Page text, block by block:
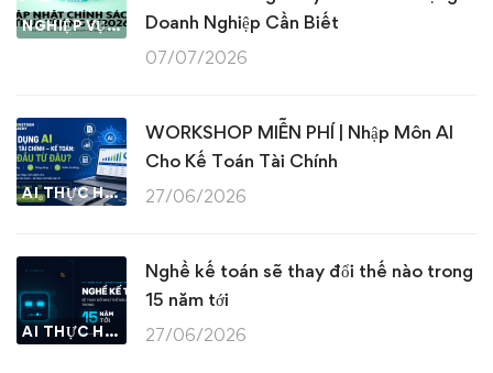
NGHIỆP VỤ KẾ TOÁN & THUẾ
Doanh Nghiệp Cần Biết
07/07/2026
AI THỰC HÀNH
WORKSHOP MIỄN PHÍ | Nhập Môn AI
Cho Kế Toán Tài Chính
27/06/2026
AI THỰC HÀNH
Nghề kế toán sẽ thay đổi thế nào trong
15 năm tới
27/06/2026